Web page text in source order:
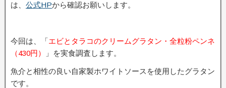
は、 公式HPから確認お願いします。
今回は、「エビとタラコのクリームグラタン・全粒粉ペンネ
（430円）
」を実食調査します。
魚介と相性の良い自家製ホワイトソースを使用したグラタン
です。